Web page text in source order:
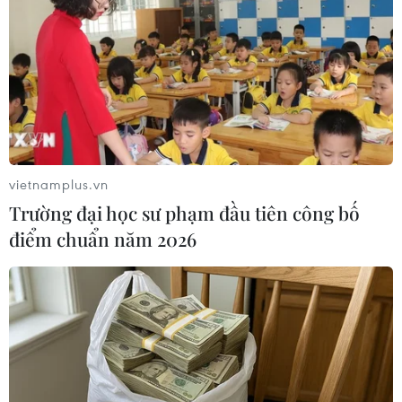
Chiều cùng ngày, trong chương trình công tác và
nhân kỷ niệm 93 năm Ngày thành lập Đảng
cộng sản Việt Nam (3/2/1930-3/2/2023), Thủ
tướng Chính phủ Phạm Minh Chính và đoàn
công tác của Chính phủ đã tới dâng hương, dâng
hoa, tưởng niệm, tri ân Chủ tịch Hồ Chí Minh tại
Đền Chung Sơn và Khu di tích quốc gia đặc biệt
Kim Liên, huyện Nam Đàn, tỉnh Nghệ An.
Thủ tướng Chính phủ Phạm Minh Chính và
đoàn công tác tỏ lòng tưởng nhớ công ơn to lớn
của Chủ tịch Hồ Chí Minh với sự nghiệp cách
mạng giải phóng dân tộc, giải phóng giai cấp,
đấu tranh cho sự nghiệp hòa bình và hạnh phúc
của dân tộc Việt Nam và nhân dân trên thế giới.
vietnamplus.vn
Trường đại học sư phạm đầu tiên công bố
điểm chuẩn năm 2026